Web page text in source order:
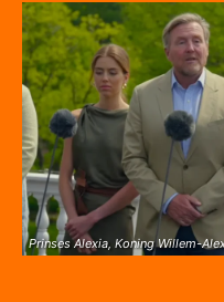
Prinses Alexia, Koning Willem-